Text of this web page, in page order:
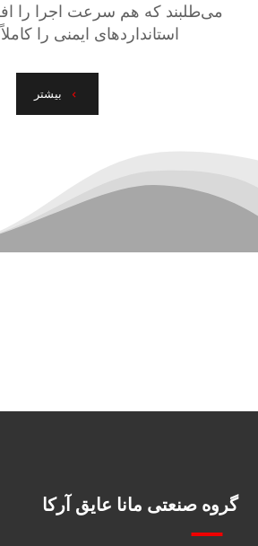
می‌طلبند که هم سرعت اجرا را
استانداردهای ایمنی را
بیشتر
گروه صنعتی مانا عایق آرکا